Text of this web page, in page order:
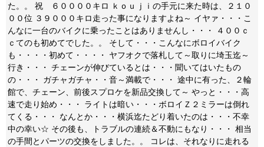
た。。 祝 ６００００キロ ｋｏｕｊｉの手元に来た時は、２１０
００位 ３９０００キロ走った事になりますよね～ イヤァ・・・こ
んなに一台のバイクに乗ったことはありませんし・・・ ４００ｃ
ｃてのも初めてでした。。 そして・・・こんなにボロイバイク
も・・・・初めて・・・・ ヤフオクで落札して～取りに埼玉迄～
行き・・・ チェーンが伸びているとは・・・聞いてはいたもの
の・・・ ガチャガチャ・・音～満載で・・・ 途中に有った、２輪
館で、チェーン、前後スプロケを新品交換して～ やっと・・・高
速で走り始め・・・ ライトは暗い・・・ボロイＺ２ミラーは倒れ
てくる・・・ なんとか・・・横浜迄たどり着いたのは・・・不幸
中の幸い☆ その後も、トラブルの連続＆不動にもなり・・・ 相当
の手間とパーツの交換をしました。。 コレは、それなりに走れる